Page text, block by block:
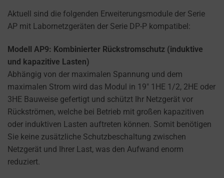
Aktuell sind die folgenden Erweiterungsmodule der Serie
AP mit Labornetzgeräten der Serie DP-P kompatibel:
Modell AP9: Kombinierter Rückstromschutz (induktive
und kapazitive Lasten)
Abhängig von der maximalen Spannung und dem
maximalen Strom wird das Modul in 19″ 1HE 1/2, 2HE oder
3HE Bauweise gefertigt und schützt Ihr Netzgerät vor
Rückströmen, welche bei Betrieb mit großen kapazitiven
oder induktiven Lasten auftreten können. Somit benötigen
Sie keine zusätzliche Schutzbeschaltung zwischen
Netzgerät und Ihrer Last, was den Aufwand enorm
reduziert.